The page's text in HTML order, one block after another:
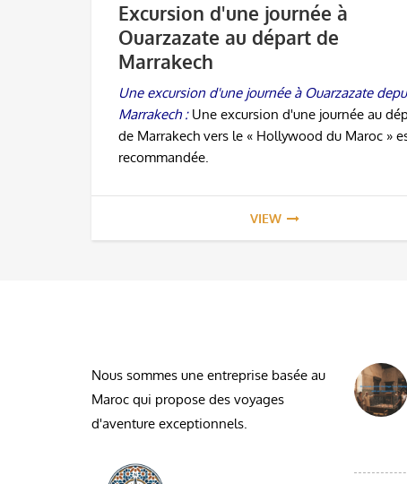
Excursion d'une journée à
Ouarzazate au départ de
Marrakech
Une excursion d'une journée à Ouarzazate
Marrakech : Une excursion d'une journée au
de Marrakech vers le « Hollywood du Maroc »
recommandée.
VIEW
Nous sommes une entreprise basée au
Maroc qui propose des voyages
d'aventure exceptionnels.